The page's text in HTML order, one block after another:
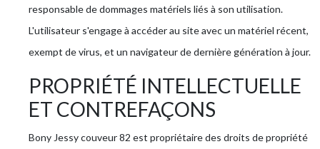
responsable de dommages matériels liés à son utilisation.
L'utilisateur s'engage à accéder au site avec un matériel récent,
exempt de virus, et un navigateur de dernière génération à jour.
PROPRIÉTÉ INTELLECTUELLE
ET CONTREFAÇONS
Bony Jessy couveur 82 est propriétaire des droits de propriété